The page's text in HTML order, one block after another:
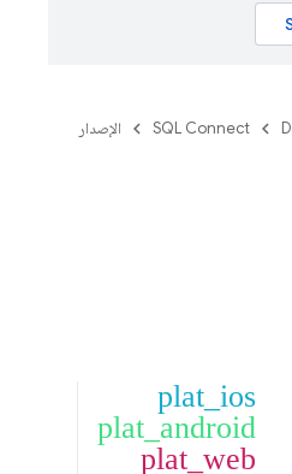
SQL Connect الإصدار
plat_ios
plat_android
plat_web